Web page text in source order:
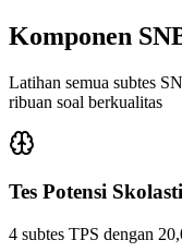
Komponen
Latihan semua subtes
ribuan soal berkualitas
Tes Potensi
4 subtes TPS dengan